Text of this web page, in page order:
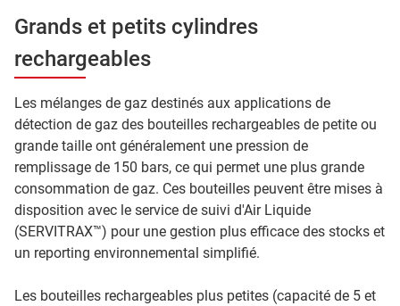
Grands et petits cylindres
rechargeables
Les mélanges de gaz destinés aux applications de
détection de gaz des bouteilles rechargeables de petite ou
grande taille ont généralement une pression de
remplissage de 150 bars, ce qui permet une plus grande
consommation de gaz. Ces bouteilles peuvent être mises à
disposition avec le service de suivi d'Air Liquide
(SERVITRAX™) pour une gestion plus efficace des stocks et
un reporting environnemental simplifié.
Les bouteilles rechargeables plus petites (capacité de 5 et